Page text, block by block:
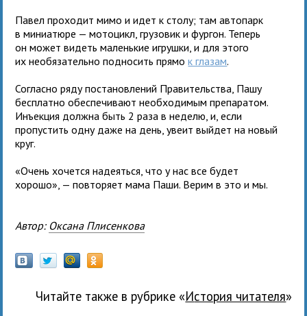
Павел проходит мимо и идет к столу; там автопарк
в миниатюре — мотоцикл, грузовик и фургон. Теперь
он может видеть маленькие игрушки, и для этого
их необязательно подносить прямок глазам.
Согласно ряду постановлений Правительства, Пашу
бесплатно обеспечивают необходимым препаратом.
Инъекция должна быть 2 раза в неделю, и, если
пропустить одну даже на день, увеит выйдет на новый
круг.
«Очень хочется надеяться, что у нас все будет
хорошо», — повторяет мама Паши. Верим в это и мы.
Автор: Оксана Плисенкова
Читайте также в рубрике « История читателя»